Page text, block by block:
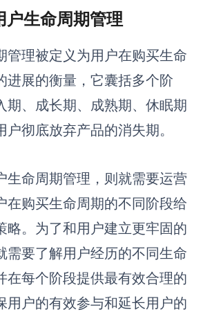
图
战略与流程设计
AI生成商业画布
AI生成SWOT分析
AI生成PEST分析
户生命周期管理
管理被定义为用户在购买生命
进展的衡量 ， 它囊括多个阶
期、成长期、成熟期、休眠期
户彻底放弃产品的消失期。
生命周期管理，则就需要运营
在购买生命周期的不同阶段给
略。为了和用户建立更牢固的
需要了解用户经历的不同生命
在每个阶段提供最有效合理的
用户的有效参与和延长用户的